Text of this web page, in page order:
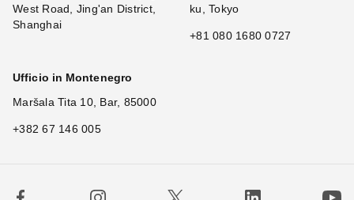
West Road, Jing'an District,
Shanghai
ku, Tokyo
+81 080 1680 0727
Ufficio in Montenegro
Maršala Tita 10, Bar, 85000
+382 67 146 005